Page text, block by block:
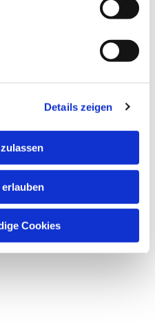
Details zeigen
Cookies
Das B1-Zertifikat ist
in Deutschland